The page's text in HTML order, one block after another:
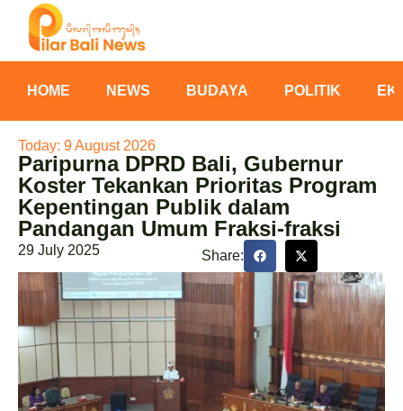
HOME NEWS BUDAYA POLITIK
Today: 9 August 2026
Paripurna DPRD Bali, Gubernur
Koster Tekankan Prioritas Program
Kepentingan Publik dalam
Pandangan Umum Fraksi-fraksi
29 July 2025 Share: